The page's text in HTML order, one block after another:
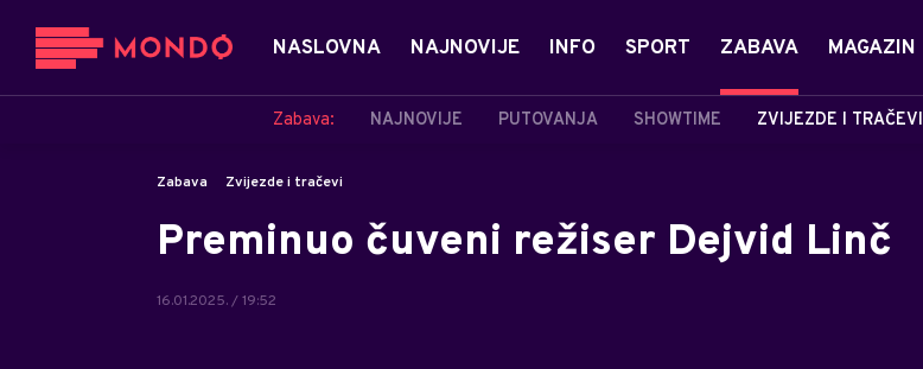
NASLOVNA NAJNOVIJE INFO SPORT ZABAVA
Zabava: NAJNOVIJE PUTOVANJA SHOWTIME ZVIJEZDE I TRAČEVI
MAGAZIN
Zabava Zvijezde i tračevi
Preminuo čuveni režiser Dejvid Linč
16.01.2025. / 19:52